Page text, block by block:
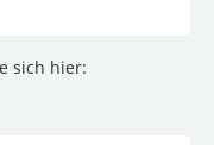
sich hier: